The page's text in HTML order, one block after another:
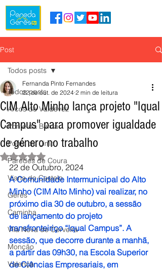
Post
Todos posts
Arcos de Valdevez
Ponte da Barca
Ponte de Lima
Paredes de Coura
Viana do Castelo
Gerês
Caminha
Vila Nova de Cerveira
Monção
Valença
Todos posts
CIM Alto Minho lança projeto "Iqual
Campus" para promover igualdade
de género no trabalho
Fernanda Pinto Fernandes
22 de out. de 2024 2 min de leitura
Avaliado com NaN de 5 estrelas.
22 de Outubro, 2024
A Comunidade Intermunicipal do Alto
Minho (CIM Alto Minho) vai realizar, no
próximo dia 30 de outubro, a sessão
de lançamento do projeto
transfronteiriço “Iqual Campus”. A
sessão, que decorre durante a manhã,
a partir das 09h30, na Escola Superior
de Ciências Empresariais, em